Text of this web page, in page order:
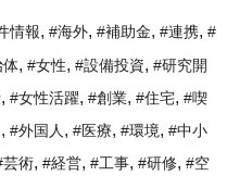
情報, #海外, #補助金, #連携, #
体, #女性, #設備投資, #研究開
, #女性活躍, #創業, #住宅, #喫
, #外国人, #医療, #環境, #中小
芸術, #経営, #工事, #研修, #空